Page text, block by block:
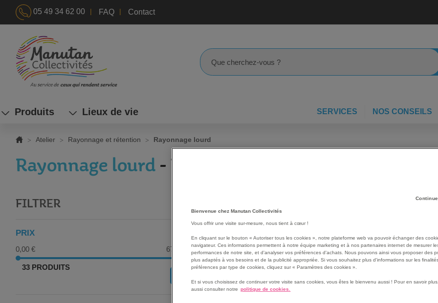
05 49 34 62 00 | FAQ | Contact
ALLEZ
AU
CONTENU
Rechercher
Produits Lieux de vie SERVICES NOS CONSEILS
Atelier Rayonnage et rétention Rayonnage lourd
Rayonnage lourd - Page 2
FILTRER
PRIX
0,00 € 670,00 €
33 PRODUITS
Bienvenue chez Manutan Collectivités
Vous offrir une visite sur-mesure, nous tient à cœur !
En cliquant sur le bouton « Autoriser tous les cookies », notre plateforme web va pouvoir échanger des
navigateur. Ces informations permettent à notre équipe marketing et à nos partenaires internet de mesurer
performances de notre site, et d'analyser vos préférences d'achats. Nous pouvons ainsi vous proposer des
plus adaptés à vos besoins et de la publicité appropriée. Si vous souhaitez plus d'informations sur les
préférences par type de cookies, cliquez sur « Paramètres des cookies ».
Et si vous choisissez de continuer votre visite sans cookies, vous êtes le bienvenu aussi ! Pour en savoir
aussi consulter notre politique de cookies.